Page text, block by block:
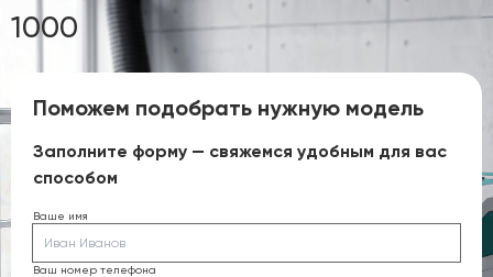
1000
Поможем подобрать нужную модель
Заполните форму — свяжемся удобным для вас
способом
Ваше имя
Ваш номер телефона